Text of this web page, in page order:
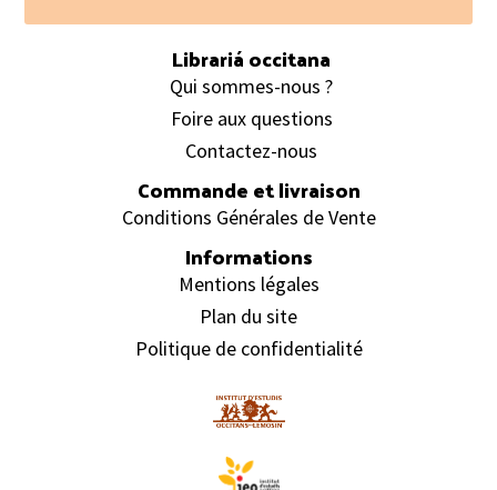
Librariá occitana
Qui sommes-nous ?
Foire aux questions
Contactez-nous
Commande et livraison
Conditions Générales de Vente
Informations
Mentions légales
Plan du site
Politique de confidentialité